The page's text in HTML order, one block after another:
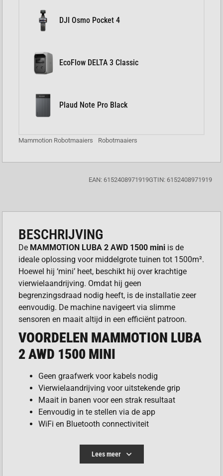
DJI Osmo Pocket 4
EcoFlow DELTA 3 Classic
Plaud Note Pro Black
Mammotion Robotmaaiers Robotmaaiers
EAN: 6152408971919GTIN: 6152408971919
BESCHRIJVING
De MAMMOTION LUBA 2 AWD 1500 mini is de
ideale oplossing voor middelgrote tuinen tot 1500m².
Hoewel hij ‘mini’ heet, beschikt hij over krachtige
vierwielaandrijving. Omdat hij geen
begrenzingsdraad nodig heeft, is de installatie zeer
eenvoudig. De machine navigeert via slimme
sensoren en maait altijd in een efficiënt patroon.
VOORDELEN MAMMOTION LUBA
2 AWD 1500 MINI
Geen graafwerk voor kabels nodig
Vierwielaandrijving voor uitstekende grip
Maait in banen voor een strak resultaat
Eenvoudig in te stellen via de app
WiFi en Bluetooth connectiviteit
ENKELE MAAISCHIJF MET 6 MESSEN
Lees meer